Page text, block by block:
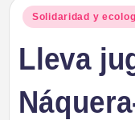
Publicado
Solidaridad y
Lleva